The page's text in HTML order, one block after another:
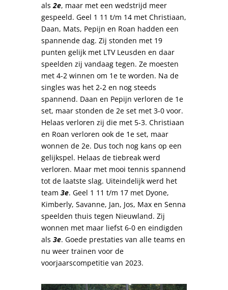
als2e, maar met een wedstrijd meer
gespeeld. Geel 1 11 t/m 14 met Christiaan,
Daan, Mats, Pepijn en Roan hadden een
spannende dag. Zij stonden met 19
punten gelijk met LTV Leusden en daar
speelden zij vandaag tegen. Ze moesten
met 4-2 winnen om 1e te worden. Na de
singles was het 2-2 en nog steeds
spannend. Daan en Pepijn verloren de 1e
set, maar stonden de 2e set met 3-0 voor.
Helaas verloren zij die met 5-3. Christiaan
en Roan verloren ook de 1e set, maar
wonnen de 2e. Dus toch nog kans op een
gelijkspel. Helaas de tiebreak werd
verloren. Maar met mooi tennis spannend
tot de laatste slag. Uiteindelijk werd het
team 3e. Geel 1 11 t/m 17 met Dyone,
Kimberly, Savanne, Jan, Jos, Max en Senna
speelden thuis tegen Nieuwland. Zij
wonnen met maar liefst 6-0 en eindigden
als 3e. Goede prestaties van alle teams en
nu weer trainen voor de
voorjaarscompetitie van 2023.